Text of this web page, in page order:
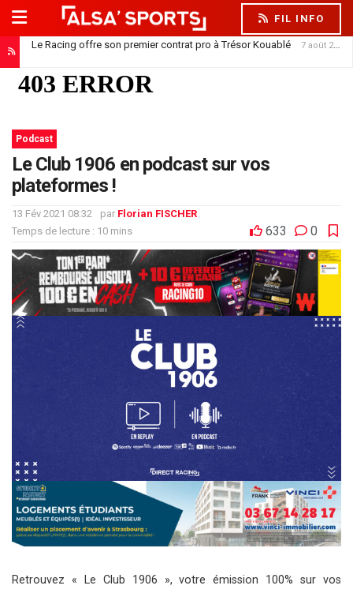
FIL INFO
Le Racing offre son premier contrat pro à Trésor Kouablé 7 août 2026
Podcast
Le Club 1906 en podcast sur vos
plateformes !
13 Fév 2021 08:32 par Florian FISCHER
Temps de lecture : 10 mins
633 0
Retrouvez « Le Club 1906 », votre émission 100% sur vos